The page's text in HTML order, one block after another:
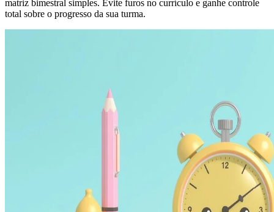
matriz bimestral simples. Evite furos no currículo e ganhe controle
total sobre o progresso da sua turma.